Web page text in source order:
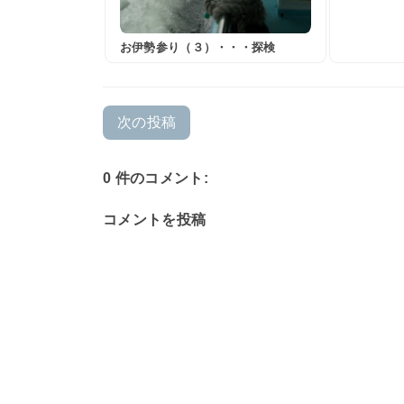
お伊勢参り（３）・・・探検
次の投稿
0 件のコメント:
コメントを投稿